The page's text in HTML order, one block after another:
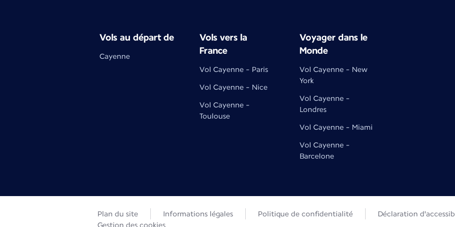
Vols au départ de
Cayenne
Vols vers la
France
Vol Cayenne - Paris
Vol Cayenne - Nice
Vol Cayenne -
Toulouse
Voyager dans le
Monde
Vol Cayenne - New
York
Vol Cayenne -
Londres
Vol Cayenne - Miami
Vol Cayenne -
Barcelone
Plan du site Informations légales Politique de confidentialité
Déclaration
Gestion des cookies